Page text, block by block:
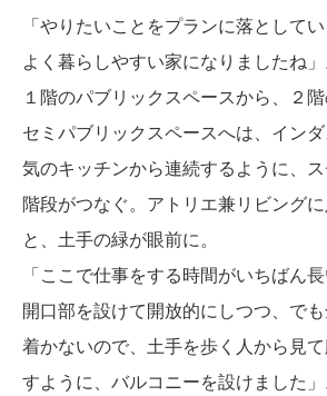
「やりたいことをプランに落として
よく暮らしやすい家になりましたね」
１階のパブリックスペースから、２
セミパブリックスペースへは、イン
気のキッチンから連続するように、
階段がつなぐ。アトリエ兼リビング
と、土手の緑が眼前に。
「ここで仕事をする時間がいちばん
開口部を設けて開放的にしつつ、で
着かないので、土手を歩く人から見
すように、バルコニーを設けました」